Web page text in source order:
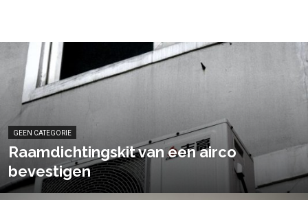
GEEN CATEGORIE
Raamdichtingskit van een airco
bevestigen